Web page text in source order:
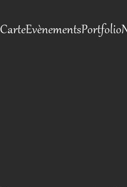
CarteEvènementsPortfolio